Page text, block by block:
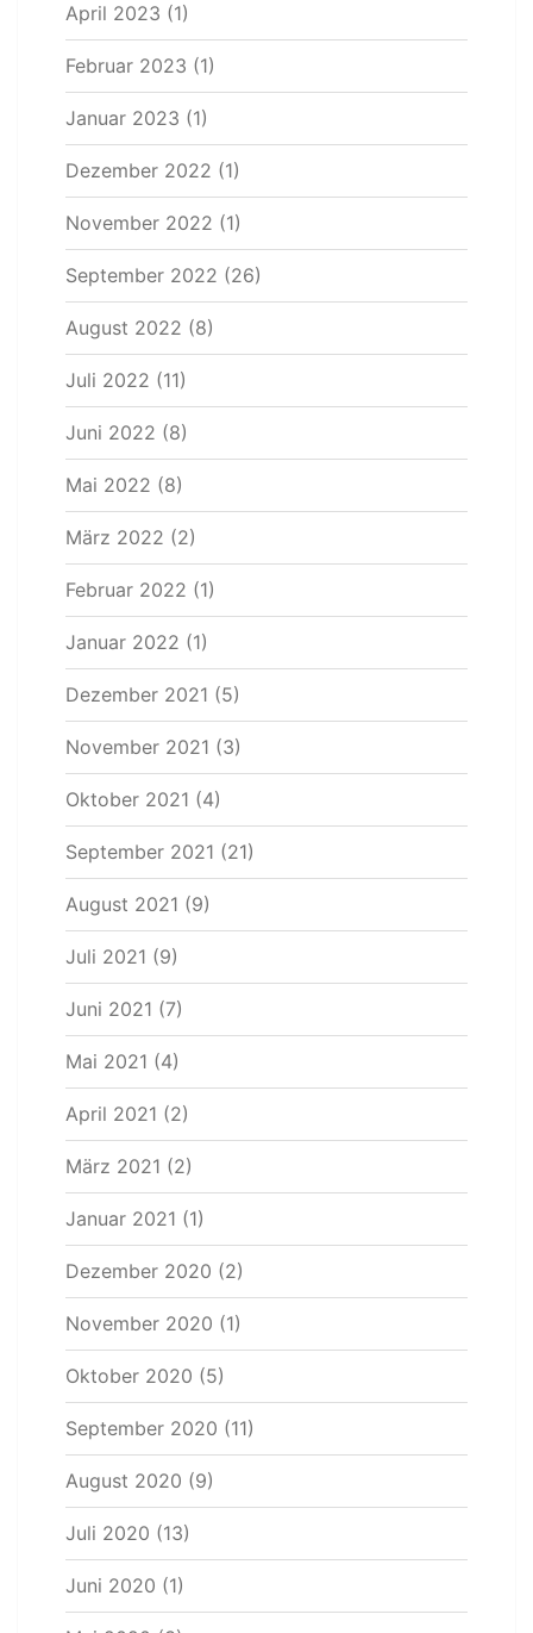
April 2023 (1)
Februar 2023 (1)
Januar 2023 (1)
Dezember 2022 (1)
November 2022 (1)
September 2022 (26)
August 2022 (8)
Juli 2022 (11)
Juni 2022 (8)
Mai 2022 (8)
März 2022 (2)
Februar 2022 (1)
Januar 2022 (1)
Dezember 2021 (5)
November 2021 (3)
Oktober 2021 (4)
September 2021 (21)
August 2021 (9)
Juli 2021 (9)
Juni 2021 (7)
Mai 2021 (4)
April 2021 (2)
März 2021 (2)
Januar 2021 (1)
Dezember 2020 (2)
November 2020 (1)
Oktober 2020 (5)
September 2020 (11)
August 2020 (9)
Juli 2020 (13)
Juni 2020 (1)